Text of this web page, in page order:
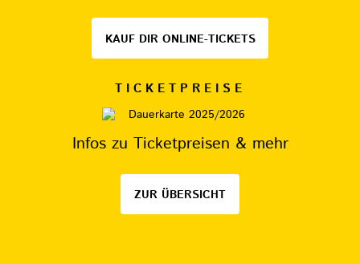
KAUF DIR ONLINE-TICKETS
TICKETPREISE
Infos zu Ticketpreisen & mehr
ZUR ÜBERSICHT